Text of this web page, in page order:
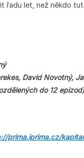
řadu let, než někdo
David Novotný,
do 12 epizod)
prima.iprima.cz/